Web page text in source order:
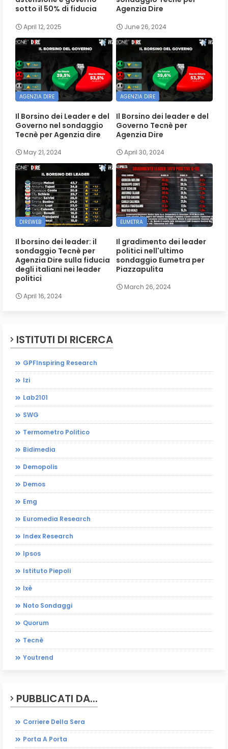
sotto il 50% di fiducia
April 12, 2025
Agenzia Dire
June 26, 2024
AGENZIA DIRE
Il Borsino dei Leader e del
Governo nel sondaggio
Tecnè per Agenzia dire
May 21, 2024
AGENZIA DIRE
Il Borsino dei leader e del
Governo Tecnè per
Agenzia Dire
April 30, 2024
DIREWEB
Il borsino dei leader: il
sondaggio Tecnè per
Agenzia Dire sulla fiducia
degli italiani nei leader
politici
April 16, 2024
EUMETRA
Il gradimento dei leader
politici nell'ultimo
sondaggio Eumetra per
Piazzapulita
March 26, 2024
ISTITUTI DI RICERCA
GPFInspiring Research
Izi
Lab2101
SWG
Termometro Politico
Bidimedia
Demopolis
Demos
Emg
Euromedia Research
Index Research
Ipsos
Istituto Piepoli
Ixè
Noto Sondaggi
Quorum
Tecnè
Youtrend
PUBBLICATI DA...
Corriere Della Sera
Porta A Porta